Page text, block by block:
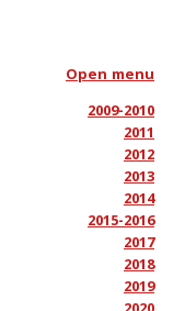
Open menu
2009-2010
2011
2012
2013
2014
2015-2016
2017
2018
2019